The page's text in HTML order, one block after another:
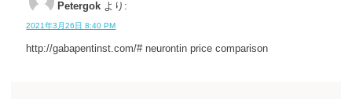
Petergok より:
2021年3月26日 8:40 PM
http://gabapentinst.com/# neurontin price comparison